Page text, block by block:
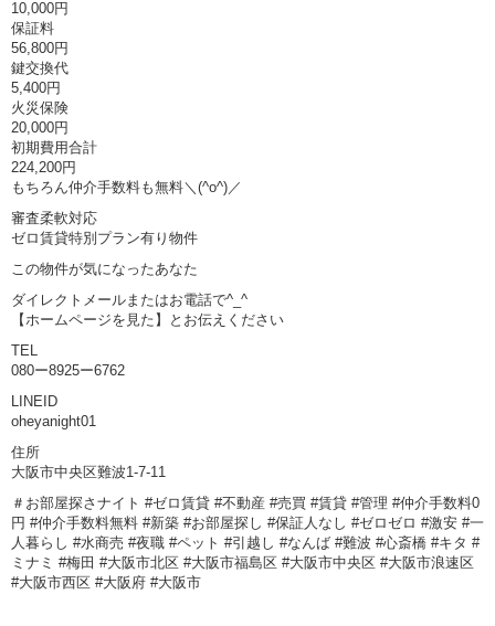
10,000円
保証料
56,800円
鍵交換代
5,400円
火災保険
20,000円
初期費用合計
224,200円
もちろん仲介手数料も無料＼(^o^)／
審査柔軟対応
ゼロ賃貸特別プラン有り物件
この物件が気になったあなた
ダイレクトメールまたはお電話で^_^
【ホームページを見た】とお伝えください
TEL
080ー8925ー6762
LINEID
oheyanight01
住所
大阪市中央区難波1-7-11
＃お部屋探さナイト #ゼロ賃貸 #不動産 #売買 #賃貸 #管理 #仲介手数料0
円 #仲介手数料無料 #新築 #お部屋探し #保証人なし #ゼロゼロ #激安 #一
人暮らし #水商売 #夜職 #ペット #引越し #なんば #難波 #心斎橋 #キタ #
ミナミ #梅田 #大阪市北区 #大阪市福島区 #大阪市中央区 #大阪市浪速区
#大阪市西区 #大阪府 #大阪市